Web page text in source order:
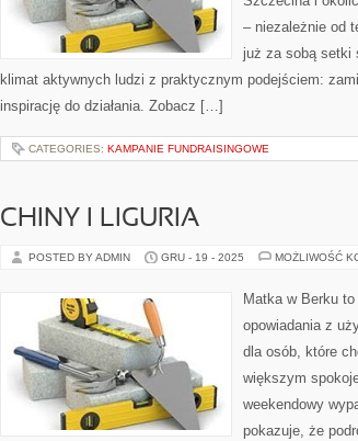
– niezależnie od
już za sobą setki
klimat aktywnych ludzi z praktycznym podejściem:
inspirację do działania. Zobacz […]
CATEGORIES: KAMPANIE FUNDRAISINGOWE
CHINY I LIGURIA
POSTED BY ADMIN GRU - 19 - 2025 MOŻLIWOŚĆ
Matka w Berku
opowiadania z
dla osób, które
większym
weekendowy
pokazuje, że